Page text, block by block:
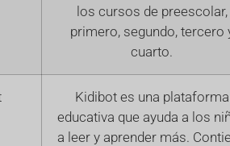
los cursos de preescolar,
primero, segundo, tercero
cuarto.
Kidibot es una plataforma
educativa que ayuda a los
a leer y aprender más.